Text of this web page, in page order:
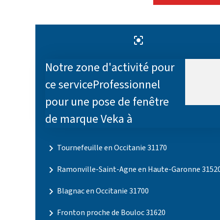
center_focus_strong
Notre zone d'activité pour
ce serviceProfessionnel
pour une pose de fenêtre
de marque Veka à
navigate_next Tournefeuille en Occitanie 31170
navigate_next Ramonville-Saint-Agne en Haute-Garonne
navigate_next Blagnac en Occitanie 31700
navigate_next Fronton proche de Bouloc 31620